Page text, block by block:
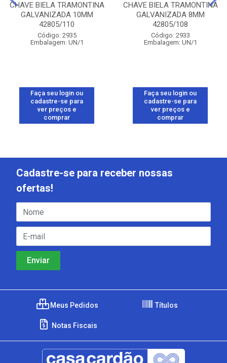
CHAVE BIELA TRAMONTINA
GALVANIZADA 10MM
42805/110
Código: 2935
Embalagem: UN/1
Faça seu login ou
cadastre-se para
ver preços e
comprar
CHAVE BIELA TRAMONTINA
GALVANIZADA 8MM
42805/108
Código: 2933
Embalagem: UN/1
Faça seu login ou
cadastre-se para
ver preços e
comprar
Cadastre-se para receber nossas
ofertas!
Meus Pedidos Títulos
Notas Fiscais